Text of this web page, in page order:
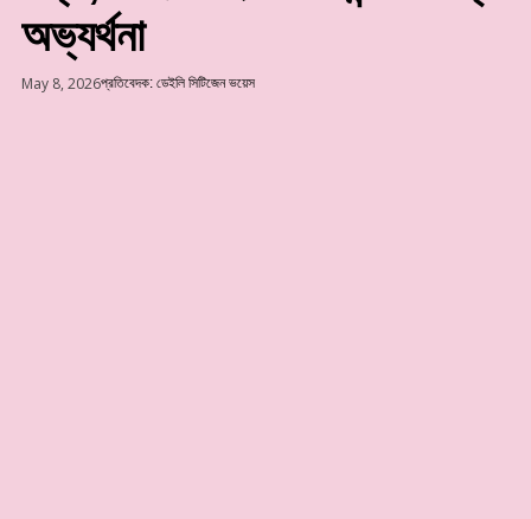
অভ্যর্থনা
May 8, 2026প্রতিবেদক: ডেইলি সিটিজেন ভয়েস